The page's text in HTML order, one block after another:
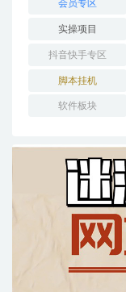
会员专区
实操项目
抖音快手专区
脚本挂机
软件板块